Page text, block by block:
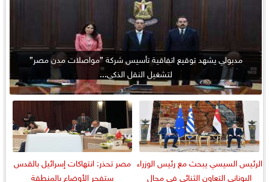
مدبولي يشهد توقيع اتفاقية تأسيس شركة ”مواصلات مدن مصر”
لتشغيل النقل الذكي...
الرئيس السيسي يبحث مع رئيس الوزراء
اليوناني التعاون الثنائي في مجال
مصر تحذر: انتهاكات إسرائيل بالقدس
ستفجر الأوضاع بالمنطقة